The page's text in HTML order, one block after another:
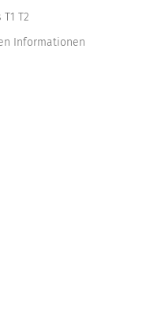
T2
Informationen